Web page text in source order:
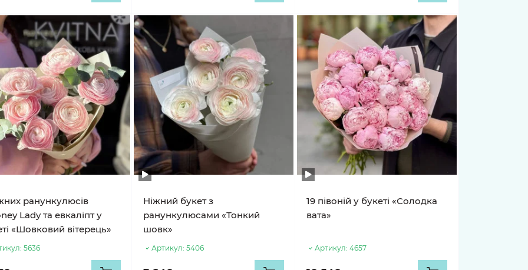
ранункулюсів
Lady та евкаліпт у
«Шовковий вітерець»
5636
Ніжний букет з
ранункулюсами «Тонкий
шовк»
Артикул: 5406
19 півоній у букеті «Солодка
вата»
Артикул: 4657